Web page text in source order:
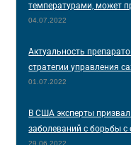
температурами, может
04.07.2022
Актуальность
стратегии управления
01.07.2022
В США эксперты
заболеваний с борьбы
29.06.2022